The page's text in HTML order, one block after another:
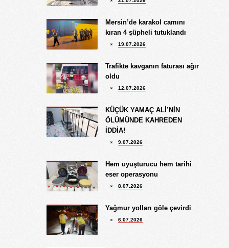
10.09.2024
Mersin’de karakol camını
kıran 4 şüpheli tutuklandı
19.07.2026
Trafikte kavganın faturası ağır
oldu
12.07.2026
KÜÇÜK YAMAÇ ALİ’NİN
ÖLÜMÜNDE KAHREDEN
İDDİA!
9.07.2026
Hem uyuşturucu hem tarihi
eser operasyonu
8.07.2026
Yağmur yolları göle çevirdi
6.07.2026